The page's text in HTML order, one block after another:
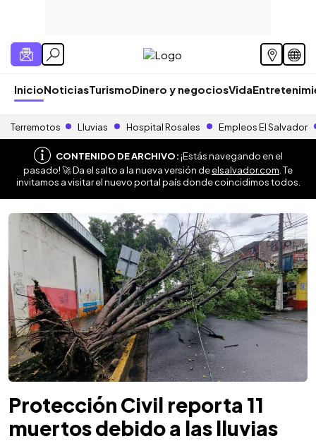
InicioNoticiasTurismoDinero y negociosVida
Terremotos Lluvias Hospital Rosales Empleos El Salvador
CONTENIDO DE ARCHIVO:¡Estás navegando en el
pasado! 🚀 Da el salto a la nueva versión deelsalvador.com . Te
invitamos a visitar el nuevo portal país donde coincidimos todos.
Protección Civil reporta 11
muertos debido a las lluvias